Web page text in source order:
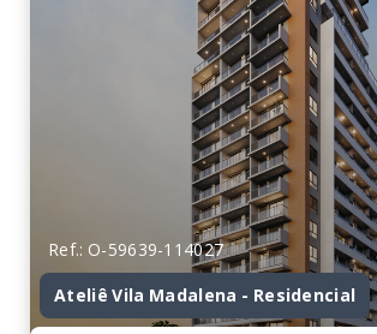
Ref.: O-59639-114027
Ateliê Vila Madalena - Residencial